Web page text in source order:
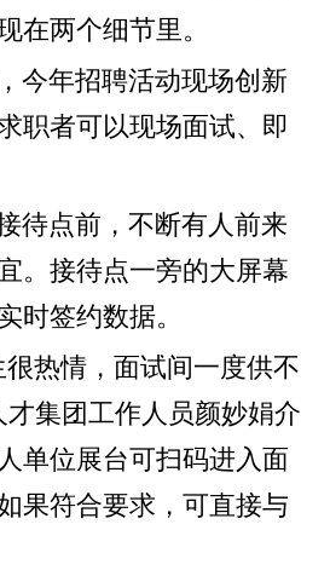
在两个细节里。
今年招聘活动现场创新
职者可以现场面试、即
待点前，不断有人前来
。接待点一旁的大屏幕
时签约数据。
很热情，面试间一度供不
才集团工作人员颜妙娟介
单位展台可扫码进入面
果符合要求，可直接与